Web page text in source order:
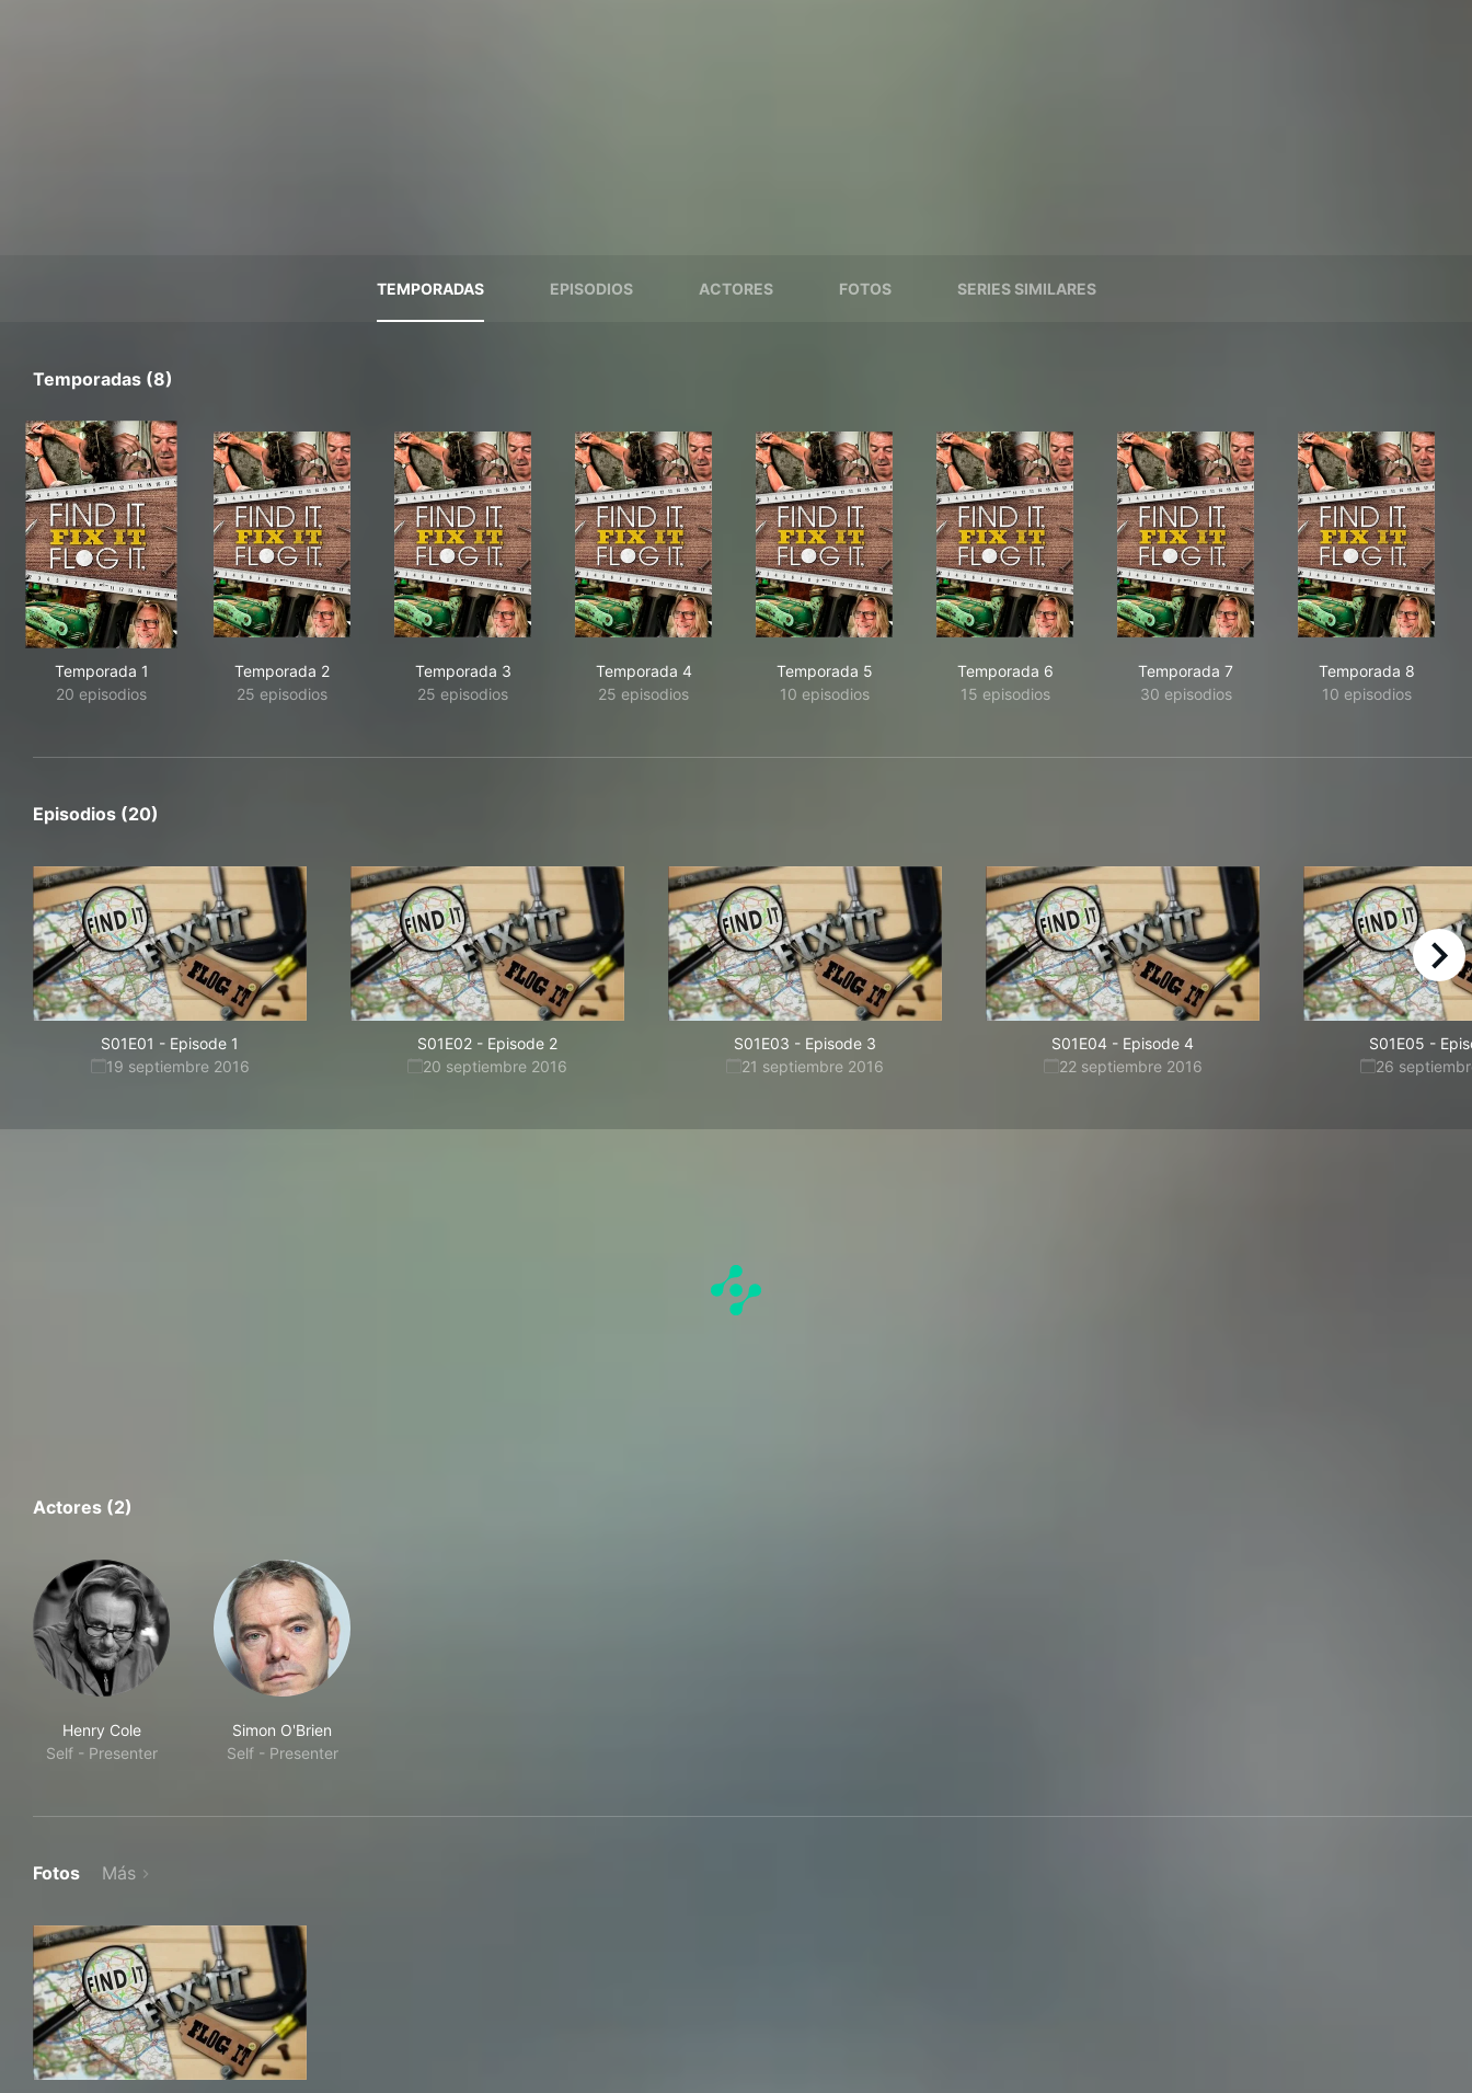
TEMPORADAS EPISODIOS ACTORES FOTOS SERIES SIMILARES
Temporadas (8)
Temporada 1
20 episodios
Temporada 2
25 episodios
Temporada 3
25 episodios
Temporada 4
25 episodios
Temporada 5
10 episodios
Temporada 6
15 episodios
Temporada 7
30 episodios
Temporada 8
10 episodios
Episodios (20)
S01E01 - Episode 1
19 septiembre 2016
S01E02 - Episode 2
20 septiembre 2016
S01E03 - Episode 3
21 septiembre 2016
S01E04 - Episode 4
22 septiembre 2016
S01E05 -
26
right
Actores (2)
Henry Cole
Self - Presenter
Simon O'Brien
Self - Presenter
Fotos Más